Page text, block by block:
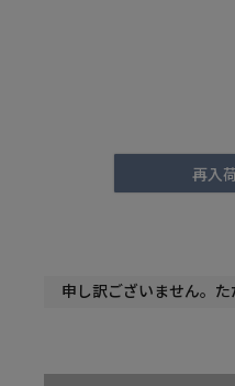
再入
申し訳ございません。た